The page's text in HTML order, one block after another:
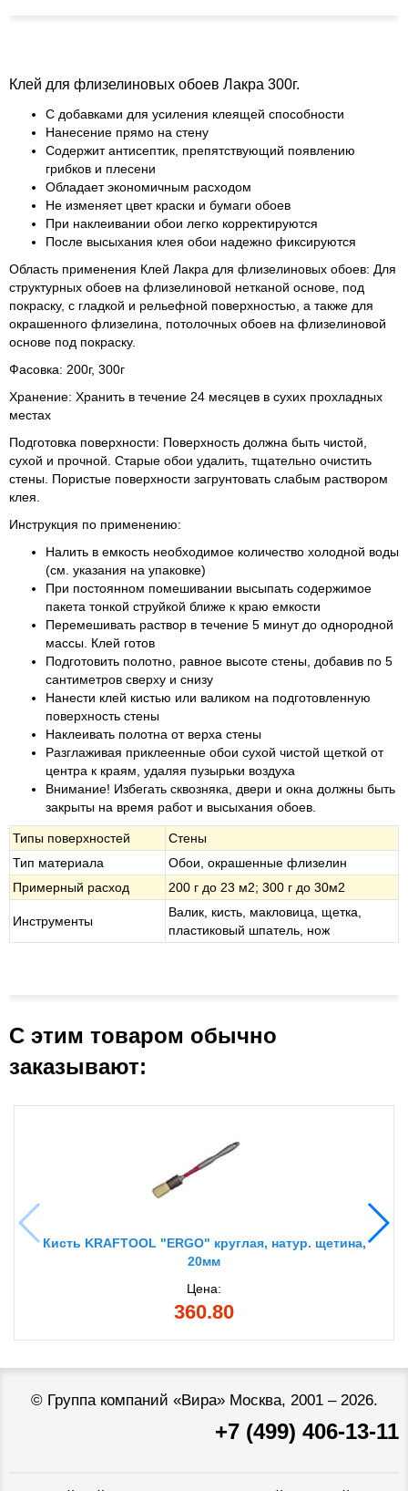
Клей для флизелиновых обоев Лакра 300г.
С добавками для усиления клеящей способности
Нанесение прямо на стену
Содержит антисептик, препятствующий появлению
грибков и плесени
Обладает экономичным расходом
Не изменяет цвет краски и бумаги обоев
При наклеивании обои легко корректируются
После высыхания клея обои надежно фиксируются
Область применения Клей Лакра для флизелиновых обоев: Для
структурных обоев на флизелиновой нетканой основе, под
покраску, с гладкой и рельефной поверхностью, а также для
окрашенного флизелина, потолочных обоев на флизелиновой
основе под покраску.
Фасовка: 200г, 300г
Хранение: Хранить в течение 24 месяцев в сухих прохладных
местах
Подготовка поверхности: Поверхность должна быть чистой,
сухой и прочной. Старые обои удалить, тщательно очистить
стены. Пористые поверхности загрунтовать слабым раствором
клея.
Инструкция по применению:
Налить в емкость необходимое количество холодной воды
(см. указания на упаковке)
При постоянном помешивании высыпать содержимое
пакета тонкой струйкой ближе к краю емкости
Перемешивать раствор в течение 5 минут до однородной
массы. Клей готов
Подготовить полотно, равное высоте стены, добавив по 5
сантиметров сверху и снизу
Нанести клей кистью или валиком на подготовленную
поверхность стены
Наклеивать полотна от верха стены
Разглаживая приклеенные обои сухой чистой щеткой от
центра к краям, удаляя пузырьки воздуха
Внимание! Избегать сквозняка, двери и окна должны быть
закрыты на время работ и высыхания обоев.
Типы поверхностей
Стены
Тип материала
Обои, окрашенные флизелин
Примерный расход
200 г до 23 м2; 300 г до 30м2
Инструменты
Валик, кисть, макловица, щетка,
пластиковый шпатель, нож
С этим товаром обычно
заказывают:
Кисть KRAFTOOL "ERGO" круглая, натур. щетина,
20мм
Цена:
360.80
© Группа компаний «Вира»Москва, 2001 – 2026.
+7 (499) 406-13-11